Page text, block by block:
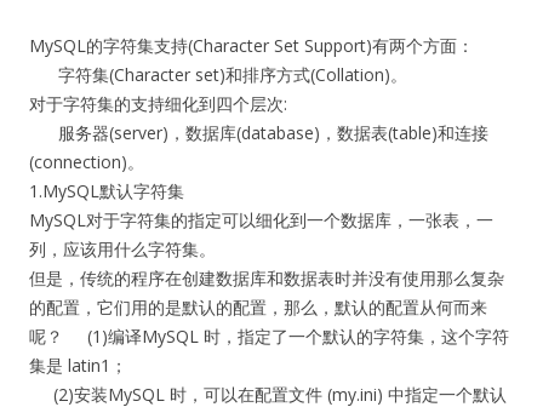
MySQL的字符集支持(Character Set Support)有两个方面：
字符集(Character set)和排序方式(Collation)。
对于字符集的支持细化到四个层次:
服务器(server)，数据库(database)，数据表(table)和连接
(connection)。
1.MySQL默认字符集
MySQL对于字符集的指定可以细化到一个数据库，一张表，一
列，应该用什么字符集。
但是，传统的程序在创建数据库和数据表时并没有使用那么复杂
的配置，它们用的是默认的配置，那么，默认的配置从何而来
呢？ (1)编译MySQL 时，指定了一个默认的字符集，这个字符
集是 latin1；
(2)安装MySQL 时，可以在配置文件 (my.ini) 中指定一个默认